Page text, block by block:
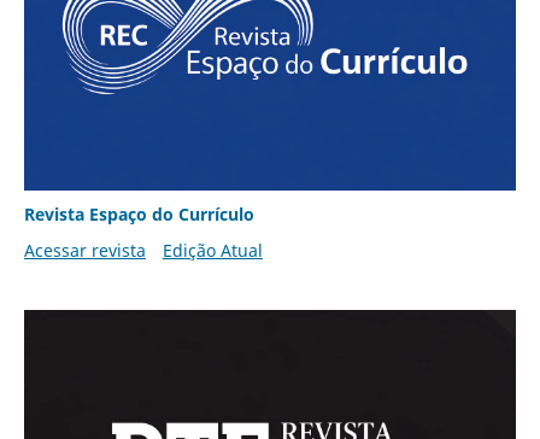
Revista Espaço do Currículo
Acessar revista
Edição Atual